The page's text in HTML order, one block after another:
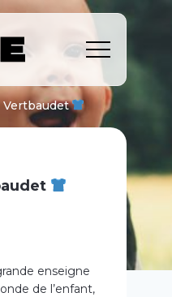
Vertbaudet
enseigne
de l’enfant,